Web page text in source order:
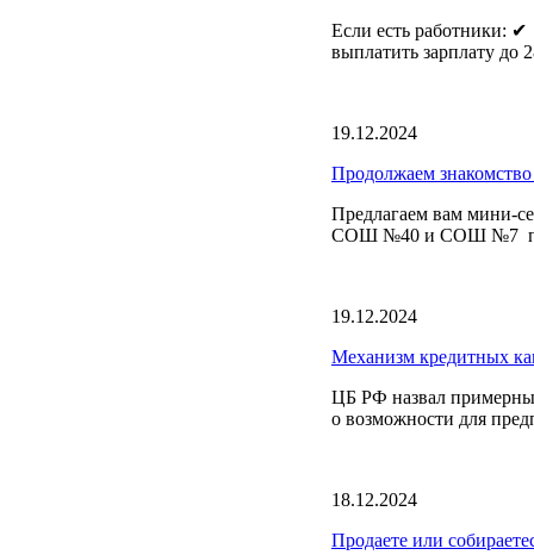
Если есть работники:
выплатить зарплату до
19.12.2024
Продолжаем
Предлагаем вам мини-
СОШ №40 и СОШ №7
19.12.2024
Механизм кредитных
️ЦБ РФ назвал
о возможности для
18.12.2024
Продаете или